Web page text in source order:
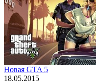
Новая GTA 5
18.05.2015